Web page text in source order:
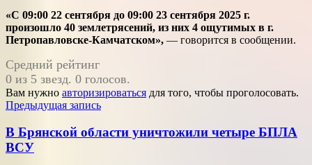
«С 09:00 22 сентября до 09:00 23 сентября 2025 г.
произошло 40 землетрясений, из них 4 ощутимых в г.
Петропавловске-Камчатском», — говорится в сообщении.
Средний рейтинг
0 из 5 звезд. 0 голосов.
Вам нужно авторизироваться для того, чтобы проголосовать.
Навигация
по
записям
Предыдущая запись
В Брянской области уничтожили четыре БПЛА
ВСУ